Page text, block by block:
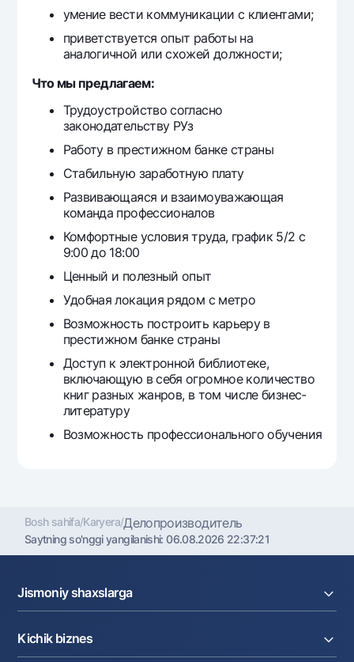
Bizni ijtimoiy tarmoqlarda kuzatib boring
+998 78 148-00-101344
умение вести коммуникации с клиентами;
приветствуется опыт работы на
аналогичной или схожей должности;
Что мы предлагаем:
Трудоустройство согласно
законодательству РУз
Работу в престижном банке страны
Стабильную заработную плату
Развивающаяся и взаимоуважающая
команда профессионалов
Комфортные условия труда, график 5/2 с
9:00 до 18:00
Ценный и полезный опыт
Удобная локация рядом с метро
Возможность построить карьеру в
престижном банке страны
Доступ к электронной библиотеке,
включающую в себя огромное количество
книг разных жанров, в том числе бизнес-
литературу
Возможность профессионального обучения
Bosh sahifa/Karyera/Делопроизводитель
Saytning so'nggi yangilanishi:06.08.2026 22:37:21
Jismoniy shaxslarga
Omonatlar
Kichik biznes